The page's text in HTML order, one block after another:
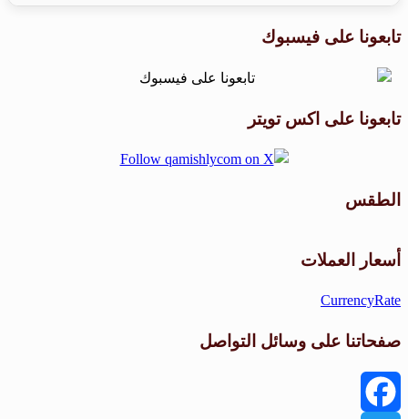
تابعونا على فيسبوك
تابعونا على اكس تويتر
الطقس
أسعار العملات
CurrencyRate
صفحاتنا على وسائل التواصل